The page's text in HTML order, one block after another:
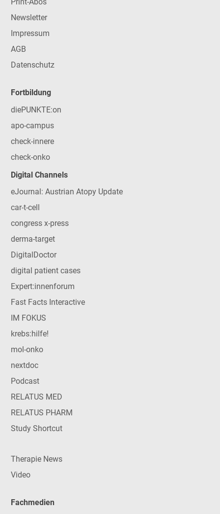
Newsletter
Impressum
AGB
Datenschutz
Fortbildung
diePUNKTE:on
apo-campus
check-innere
check-onko
Digital Channels
eJournal: Austrian Atopy Update
car-t-cell
congress x-press
derma-target
DigitalDoctor
digital patient cases
Expert:innenforum
Fast Facts Interactive
IM FOKUS
krebs:hilfe!
mol-onko
nextdoc
Podcast
RELATUS MED
RELATUS PHARM
Study Shortcut
Therapie News
Video
Fachmedien